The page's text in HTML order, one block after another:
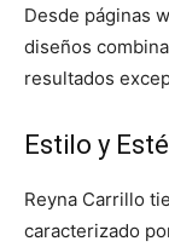
Desde páginas
diseños
resultados
Estilo y
Reyna Carrillo
caracterizado